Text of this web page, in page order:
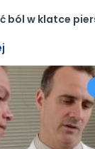
ból w klatce